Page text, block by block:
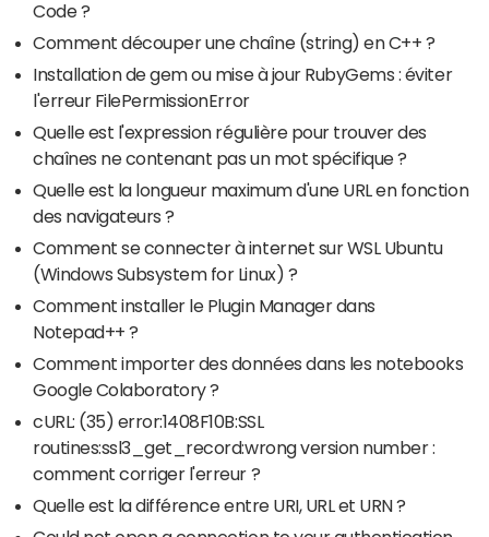
Code ?
Comment découper une chaîne (string) en C++ ?
Installation de gem ou mise à jour RubyGems : éviter
l'erreur FilePermissionError
Quelle est l'expression régulière pour trouver des
chaînes ne contenant pas un mot spécifique ?
Quelle est la longueur maximum d'une URL en fonction
des navigateurs ?
Comment se connecter à internet sur WSL Ubuntu
(Windows Subsystem for Linux) ?
Comment installer le Plugin Manager dans
Notepad++ ?
Comment importer des données dans les notebooks
Google Colaboratory ?
cURL: (35) error:1408F10B:SSL
routines:ssl3_get_record:wrong version number :
comment corriger l'erreur ?
Quelle est la différence entre URI, URL et URN ?